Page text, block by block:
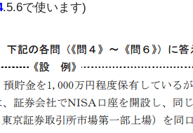
.5.6で使います)